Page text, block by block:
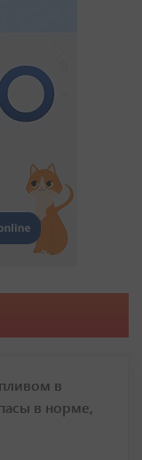
в
в норме,